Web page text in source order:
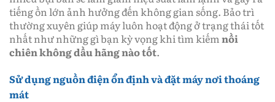
tiếng ồn lớn ảnh hưởng đến không gian sống. Bảo trì
thường xuyên giúp máy luôn hoạt động ở trạng thái tốt
nhất như những gì bạn kỳ vọng khi tìm kiếmnồi
chiên không dầu hãng nào tốt.
Sử dụng nguồn điện ổn định và đặt máy nơi thoáng
mát